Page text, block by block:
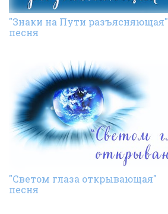
"Знаки на Пути разъясняющая"
песня
"Светом глаза открывающая"
песня